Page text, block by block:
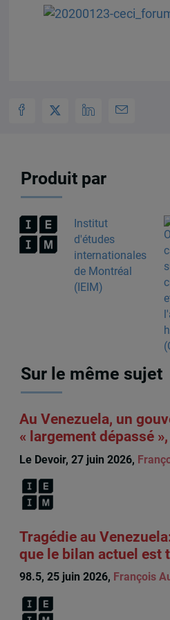
Produit par
Institut
d'études
internationales
de Montréal
(IEIM)
Sur le même sujet
Au Venezuela, un
« largement dépassé
Le Devoir, 27 juin 2026,
Tragédie au
que le bilan actuel est
98.5, 25 juin 2026, François